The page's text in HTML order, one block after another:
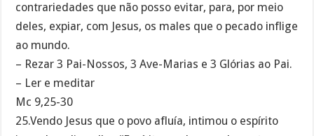
contrariedades que não posso evitar, para, por meio
deles, expiar, com Jesus, os males que o pecado inflige
ao mundo.
– Rezar 3 Pai-Nossos, 3 Ave-Marias e 3 Glórias ao Pai.
– Ler e meditar
Mc 9,25-30
25.Vendo Jesus que o povo afluía, intimou o espírito